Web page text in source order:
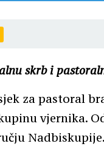
skrb i
za pastoral
vjernika.
Nadbiskupije.